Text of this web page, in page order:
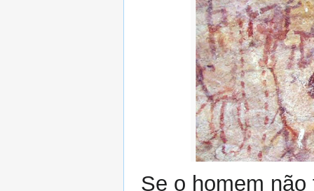
Se o homem